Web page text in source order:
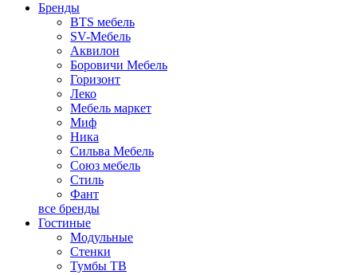
Бренды
BTS мебель
SV-Мебель
Аквилон
Боровичи Мебель
Горизонт
Леко
Мебель маркет
Миф
Ника
Сильва Мебель
Союз мебель
Стиль
Фант
все бренды
Гостиные
Модульные
Стенки
Тумбы ТВ